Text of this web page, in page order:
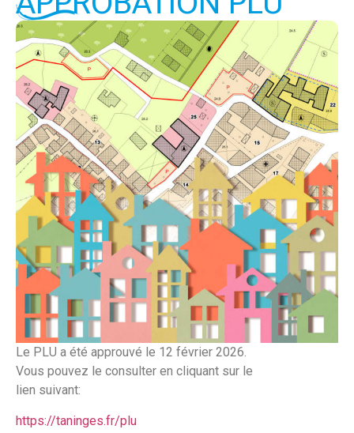
Le PLU a été approuvé le 12 février 2026.
Vous pouvez le consulter en cliquant sur le
lien suivant:
https://taninges.fr/plu